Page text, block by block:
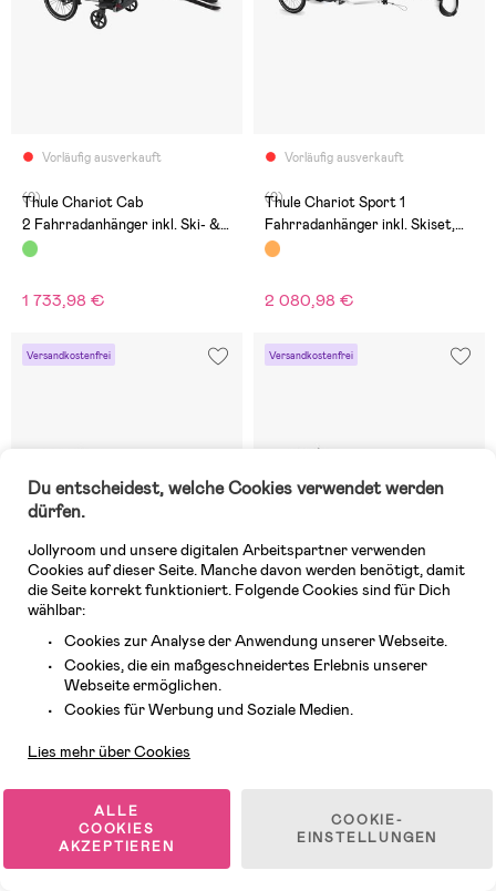
Vorläufig ausverkauft
(0)
Thule Chariot Cab
2 Fahrradanhänger inkl. Ski- &
Wanderset, Cypress Green
1 733,98 €
Vorläufig ausverkauft
(0)
Thule Chariot Sport 1
Fahrradanhänger inkl. Skiset,
Natural Gold G3
2 080,98 €
Versandkostenfrei
Vorläufig ausverkauft
Thule Chariot Cross 1
Dark Slate G3
1 680,98 €
Versandkostenfrei
Vorläufig ausverkauft
(0)
Thule Chariot Sport 1
1 981,98 €
Du entscheidest, welche Cookies verwendet werden
dürfen.
Jollyroom und unsere digitalen Arbeitspartner verwenden
Cookies auf dieser Seite. Manche davon werden benötigt, damit
die Seite korrekt funktioniert. Folgende Cookies sind für Dich
wählbar:
Cookies zur Analyse der Anwendung unserer Webseite.
Cookies, die ein maßgeschneidertes Erlebnis unserer
Webseite ermöglichen.
Cookies für Werbung und Soziale Medien.
Lies mehr über Cookies
ALLE
COOKIES
AKZEPTIEREN
COOKIE-
EINSTELLUNGEN